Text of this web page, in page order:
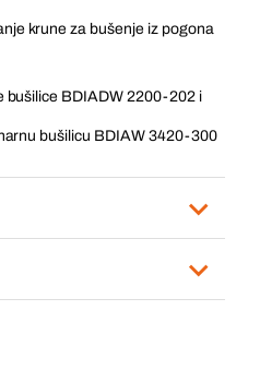
krune za bušenje iz pogona
bušilice BDIADW 2200-202 i
bušilicu BDIAW 3420-300